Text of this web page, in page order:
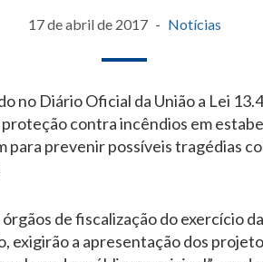
17 de abril de 2017 Notícias
no Diário Oficial da União a Lei
contra incêndios em
para prevenir possíveis tragédias
de fiscalização do exercício
exigirão a apresentação dos